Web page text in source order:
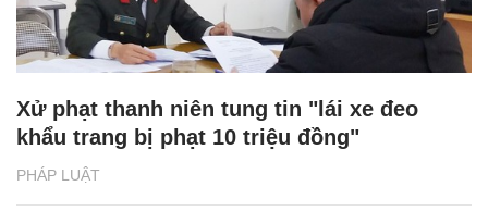
PHÁP LUẬT
Xử phạt thanh niên tung tin "lái xe đeo
khẩu trang bị phạt 10 triệu đồng"